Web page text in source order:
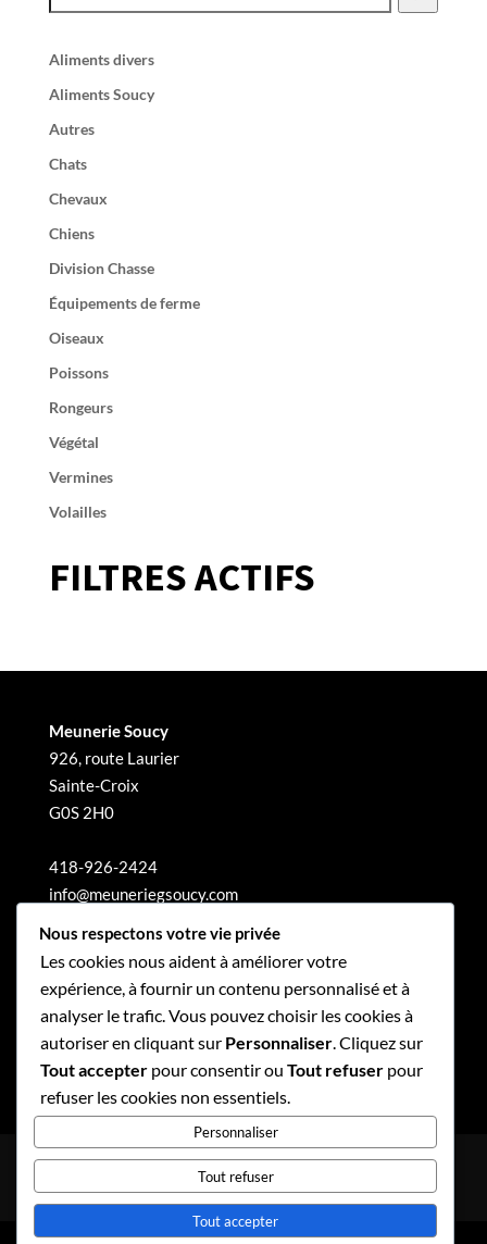
Aliments divers
Aliments Soucy
Autres
Chats
Chevaux
Chiens
Division Chasse
Équipements de ferme
Oiseaux
Poissons
Rongeurs
Végétal
Vermines
Volailles
FILTRES ACTIFS
Meunerie Soucy
926, route Laurier
Sainte-Croix
G0S 2H0
418-926-2424
info@meuneriegsoucy.com
Politique de confidentialité
Politique de gouvernance
Nous respectons votre vie privée
Les cookies nous aident à améliorer votre
expérience, à fournir un contenu personnalisé et à
analyser le trafic. Vous pouvez choisir les cookies à
autoriser en cliquant sur Personnaliser . Cliquez sur
Tout accepter pour consentir ou Tout refuser pour
refuser les cookies non essentiels.
Personnaliser
Tout refuser
Tout accepter